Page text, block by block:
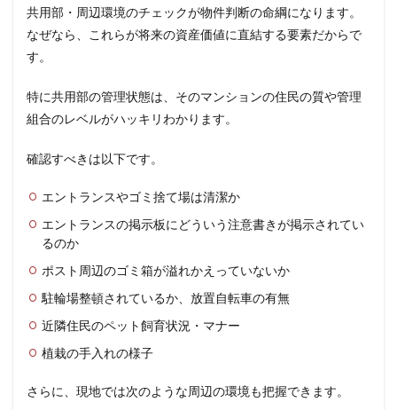
共用部・周辺環境のチェックが物件判断の命綱になります。
なぜなら、これらが将来の資産価値に直結する要素だからで
す。
特に共用部の管理状態は、そのマンションの住民の質や管理
組合のレベルがハッキリわかります。
確認すべきは以下です。
エントランスやゴミ捨て場は清潔か
エントランスの掲示板にどういう注意書きが掲示されてい
るのか
ポスト周辺のゴミ箱が溢れかえっていないか
駐輪場整頓されているか、放置自転車の有無
近隣住民のペット飼育状況・マナー
植栽の手入れの様子
さらに、現地では次のような周辺の環境も把握できます。